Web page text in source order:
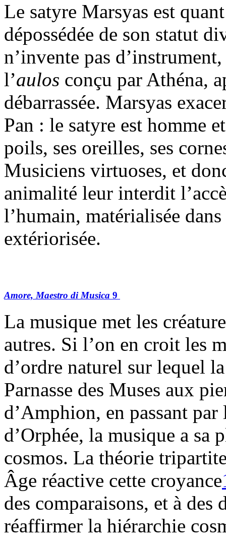
Le satyre Marsyas est
dépossédée de son statut
n’invente pas
l’aulos conçu par Athéna,
débarrassée. Marsyas
Pan : le satyre est homme
poils, ses oreilles, ses
Musiciens virtuoses, et
animalité leur interdit
l’humain, matérialisée
extériorisée.
Amore, Maestro di Musica 9
La musique met les
autres. Si l’on en croit les
d’ordre naturel sur lequel
Parnasse des Muses aux
d’Amphion, en passant
d’Orphée, la musique a sa
cosmos. La théorie
Âge réactive cette croyance
des comparaisons, et à
réaffirmer la hiérarchie